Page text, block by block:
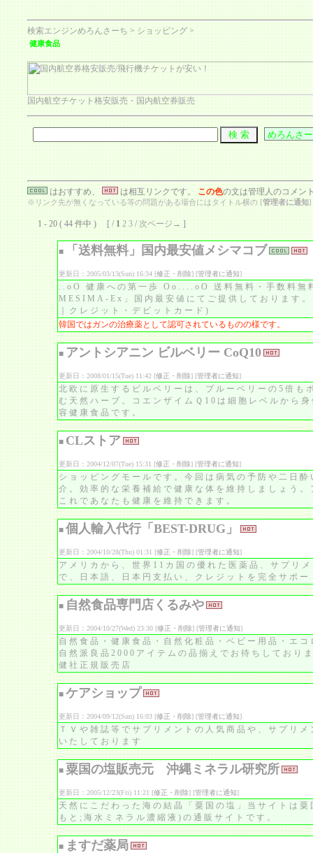
検索エンジンめろんさーち>ショッピング>
健康食品
国内航空チケット格安販売・国内航空券販売
はおすすめ、 は相互リンクです。この色の文は管理人のコメン
※リンク先が無くなっている等の問題がある場合にはタイトル横の [管理者に通知]
1 - 20 ( 44 件中 ) [ /1 2 3/次ページ→]
■ 「送料無料」国内最安値メシマコブ
更新日：2005/03/13(Sun) 16:34 [修正・削除] [管理者に通知]
..oO 健康への第一歩 Oo....oO 送料無料・手数料
MESIMA-Ex」国内最安値にてご提供しております
｜クレジット・デビットカード)
韓国ではガンの治療薬として認可されているものの様です。
■ アントシアニン ビルベリー CoQ10
更新日：2008/01/15(Tue) 11:42 [修正・削除] [管理者に通知]
北欧に原生するビルベリーは、ブルーベリーの5倍も
む天然ハーブ。コエンザイムＱ10は細胞レベルから
容健康食品です。
■ CLストア
更新日：2004/12/07(Tue) 15:31 [修正・削除] [管理者に通知]
ショッピングモールです。今回は病気の予防や二日
介。効率的な栄養補給で健康な体を維持しましょう
これであなたも健康を維持できます。
■ 個人輸入代行「BEST-DRUG」
更新日：2004/10/28(Thu) 01:31 [修正・削除] [管理者に通知]
アメリカから、世界11カ国の優れた医薬品、サプリ
で、日本語、日本円支払い、クレジットを完全サポ
■ 自然食品専門店くるみや
更新日：2004/10/27(Wed) 23:30 [修正・削除] [管理者に通知]
自然食品・健康食品・自然化粧品・ベビー用品・エ
自然派良品2000アイテムの品揃えでお待ちしており
健社正規販売店
■ ケアショップ
更新日：2004/09/12(Sun) 16:03 [修正・削除] [管理者に通知]
ＴＶや雑誌等でサプリメントの人気商品や、サプリ
いたしております
■ 粟国の塩販売元 沖縄ミネラル研究所
更新日：2005/12/23(Fri) 11:21 [修正・削除] [管理者に通知]
天然にこだわった海の結晶「粟国の塩」当サイトは
もと;海水ミネラル濃縮液)の通販サイトです。
■ ますだ薬局